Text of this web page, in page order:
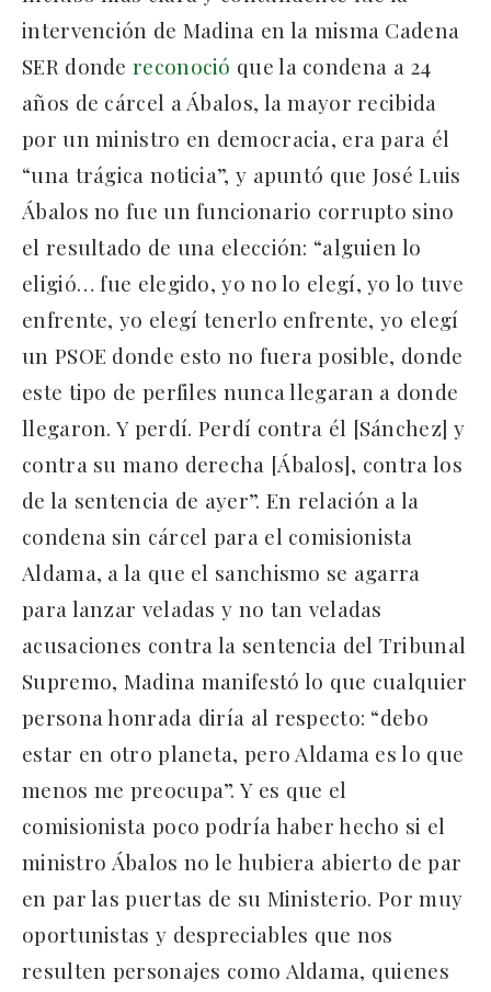
intervención de Madina en la misma Cadena
SER dondereconoció que la condena a 24
años de cárcel a Ábalos, la mayor recibida
por un ministro en democracia, era para él
“una trágica noticia”, y apuntó que José Luis
Ábalos no fue un funcionario corrupto sino
el resultado de una elección: “alguien lo
eligió… fue elegido, yo no lo elegí, yo lo tuve
enfrente, yo elegí tenerlo enfrente, yo elegí
un PSOE donde esto no fuera posible, donde
este tipo de perfiles nunca llegaran a donde
llegaron. Y perdí. Perdí contra él [Sánchez] y
contra su mano derecha [Ábalos], contra los
de la sentencia de ayer”. En relación a la
condena sin cárcel para el comisionista
Aldama, a la que el sanchismo se agarra
para lanzar veladas y no tan veladas
acusaciones contra la sentencia del Tribunal
Supremo, Madina manifestó lo que cualquier
persona honrada diría al respecto: “debo
estar en otro planeta, pero Aldama es lo que
menos me preocupa”. Y es que el
comisionista poco podría haber hecho si el
ministro Ábalos no le hubiera abierto de par
en par las puertas de su Ministerio. Por muy
oportunistas y despreciables que nos
resulten personajes como Aldama, quienes